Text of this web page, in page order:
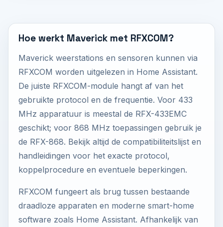
Hoe werkt Maverick met RFXCOM?
Maverick weerstations en sensoren kunnen via
RFXCOM worden uitgelezen in Home Assistant.
De juiste RFXCOM-module hangt af van het
gebruikte protocol en de frequentie. Voor 433
MHz apparatuur is meestal de RFX-433EMC
geschikt; voor 868 MHz toepassingen gebruik je
de RFX-868. Bekijk altijd de compatibiliteitslijst en
handleidingen voor het exacte protocol,
koppelprocedure en eventuele beperkingen.
RFXCOM fungeert als brug tussen bestaande
draadloze apparaten en moderne smart-home
software zoals Home Assistant. Afhankelijk van